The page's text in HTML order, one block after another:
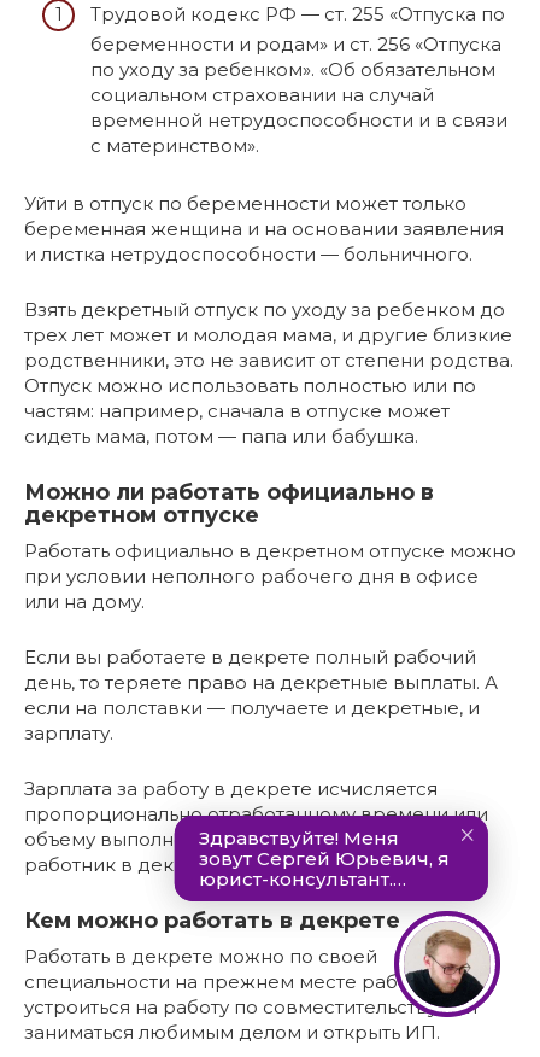
Трудовой кодекс РФ — ст. 255 «Отпуска по
беременности и родам» и ст. 256 «Отпуска
по уходу за ребенком». «Об обязательном
социальном страховании на случай
временной нетрудоспособности и в связи
с материнством».
Уйти в отпуск по беременности может только
беременная женщина и на основании заявления
и листка нетрудоспособности — больничного.
Взять декретный отпуск по уходу за ребенком до
трех лет может и молодая мама, и другие близкие
родственники, это не зависит от степени родства.
Отпуск можно использовать полностью или по
частям: например, сначала в отпуске может
сидеть мама, потом — папа или бабушка.
Можно ли работать официально в
декретном отпуске
Работать официально в декретном отпуске можно
при условии неполного рабочего дня в офисе
или на дому.
Если вы работаете в декрете полный рабочий
день, то теряете право на декретные выплаты. А
если на полставки — получаете и декретные, и
зарплату.
Зарплата за работу в декрете исчисляется
пропорционально отработанному времени или
объему выполненных работ — как договорятся
работник в декрете и работодатель.
Кем можно работать в декрете
Работать в декрете можно по своей
специальности на прежнем месте работы,
устроиться на работу по совместительству или
заниматься любимым делом и открыть ИП.